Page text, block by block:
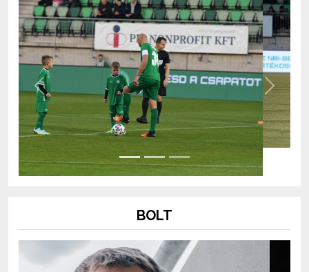
Previous Next